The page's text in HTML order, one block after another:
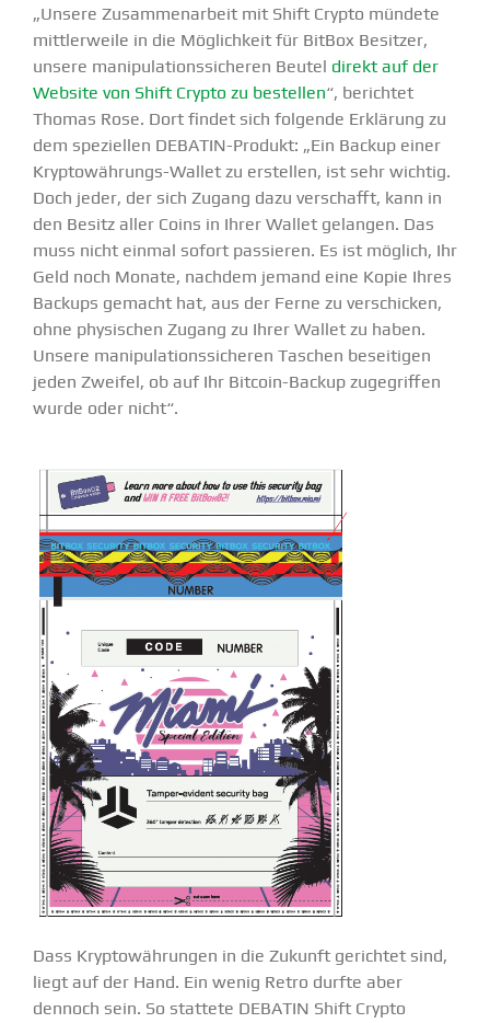
„Unsere Zusam­men­arbeit mit Shift Crypto mündete
mittler­weile in die Möglichkeit für BitBox Besitzer,
unsere manipu­la­ti­ons­si­cheren Beutel direkt auf der
Website von Shift Crypto zu bestellen“, berichtet
Thomas Rose. Dort findet sich folgende Erklärung zu
dem spezi­ellen DEBATIN-Produkt: „Ein Backup einer
Krypto­­wäh­rungs-Wallet zu erstellen, ist sehr wichtig.
Doch jeder, der sich Zugang dazu verschafft, kann in
den Besitz aller Coins in Ihrer Wallet gelangen. Das
muss nicht einmal sofort passieren. Es ist möglich, Ihr
Geld noch Monate, nachdem jemand eine Kopie Ihres
Backups gemacht hat, aus der Ferne zu verschicken,
ohne physi­schen Zugang zu Ihrer Wallet zu haben.
Unsere manipu­la­ti­ons­si­cheren Taschen besei­tigen
jeden Zweifel, ob auf Ihr Bitcoin-Backup zugegriffen
wurde oder nicht“.
Dass Krypto­wäh­rungen in die Zukunft gerichtet sind,
liegt auf der Hand. Ein wenig Retro durfte aber
dennoch sein. So stattete DEBATIN Shift Crypto